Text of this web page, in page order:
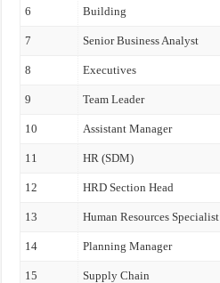
6 Building
7 Senior Business Analyst
8 Executives
9 Team Leader
10 Assistant Manager
11 HR (SDM)
12 HRD Section Head
13 Human Resources Specialist
14 Planning Manager
15 Supply Chain